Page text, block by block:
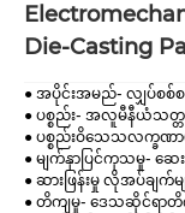
Die-Casting
● အပိုင်းအမည်- လျှပ်စစ်
● ပစ္စည်း- အလူမီနီယံသတ္
● ပစ္စည်းဝိသေသလက္ခဏာ
● မျက်နှာပြင်ကုသမှု- ဆေ
● ဆားဖြန်းမှု လိုအပ်ချက်မျ
● တိကျမှု- ဒေသဆိုင်ရာ